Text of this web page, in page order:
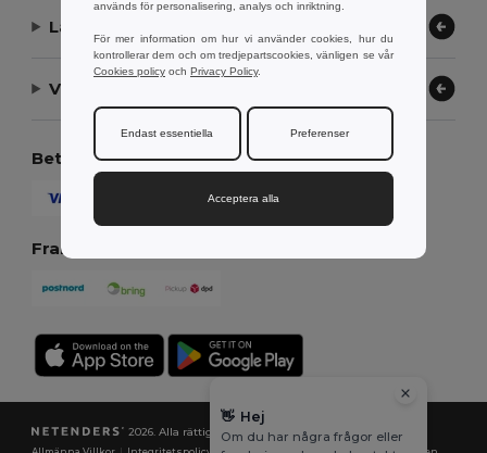
Låt oss hjälpa
Vårt företag
Betalningsmetoder
Fraktmetoder
2026. Alla rättigheter förbehållna
används för personalisering, analys och inriktning.
För mer information om hur vi använder cookies, hur du
kontrollerar dem och om tredjepartscookies, vänligen se vår
Cookies policy och Privacy Policy.
Endast essentiella Preferenser
Acceptera alla
👋 Hej
Om du har några frågor eller